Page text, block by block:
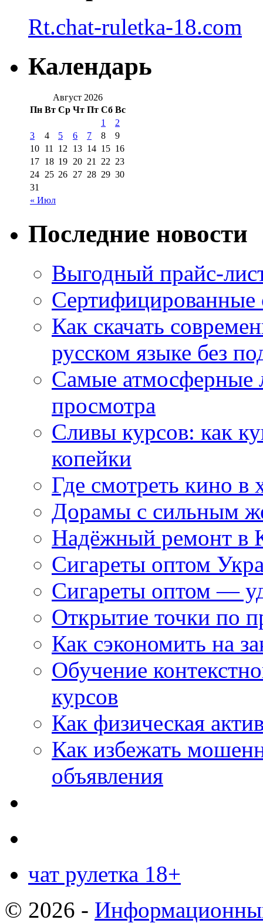
Rt.chat-ruletka-18.com
Календарь
Август 2026
Пн Вт Ср Чт Пт Сб Вс
« Июл
1
2
3
4 5 6 7 8
9
10 11 12 13 14 15 16
17 18 19 20 21 22 23
24 25 26 27 28 29 30
31
Последние новости
Выгодный прайс-
Как скачать
русском языке без
Самые атмосферные
просмотра
Сливы курсов: как
копейки
Где смотреть кино в
Дорамы с сильным
Надёжный ремонт в
Сигареты оптом
Сигареты оптом —
Открытие точки по
Как сэкономить на
Обучение
курсов
Как физическая
Как избежать
объявления
чат рулетка 18+
© 2026 -